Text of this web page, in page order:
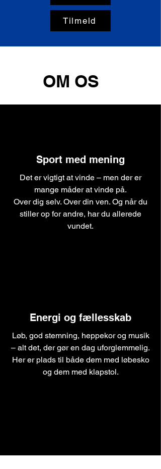
Tilmeld
OM OS
Sport med mening
Det er vigtigt at vinde – men der er
mange måder at vinde på.
Over dig selv. Over din ven. Og når du
stiller op for andre, har du allerede
vundet.
Energi og fællesskab
Løb, god stemning, heppekor og musik
– alt det, der gør en dag uforglemmelig.
Her er plads til både dem med løbesko
og dem med klapstol.